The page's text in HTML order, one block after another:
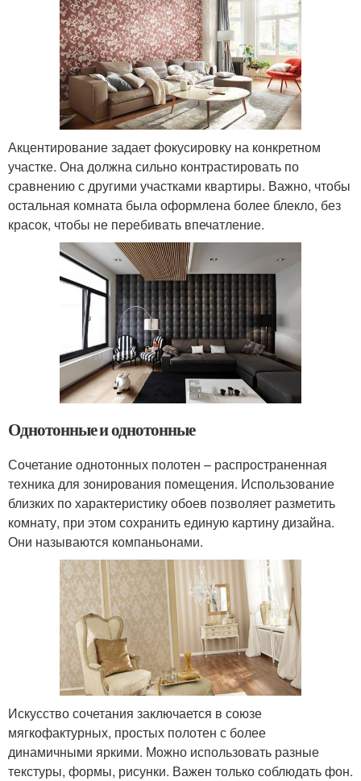
Акцентирование задает фокусировку на конкретном
участке. Она должна сильно контрастировать по
сравнению с другими участками квартиры. Важно, чтобы
остальная комната была оформлена более блекло, без
красок, чтобы не перебивать впечатление.
Однотонные и однотонные
Сочетание однотонных полотен – распространенная
техника для зонирования помещения. Использование
близких по характеристику обоев позволяет разметить
комнату, при этом сохранить единую картину дизайна.
Они называются компаньонами.
Искусство сочетания заключается в союзе
мягкофактурных, простых полотен с более
динамичными яркими. Можно использовать разные
текстуры, формы, рисунки. Важен только соблюдать фон.